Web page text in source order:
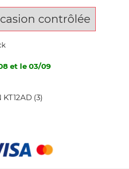
contrôlée
et le 03/09
(3)